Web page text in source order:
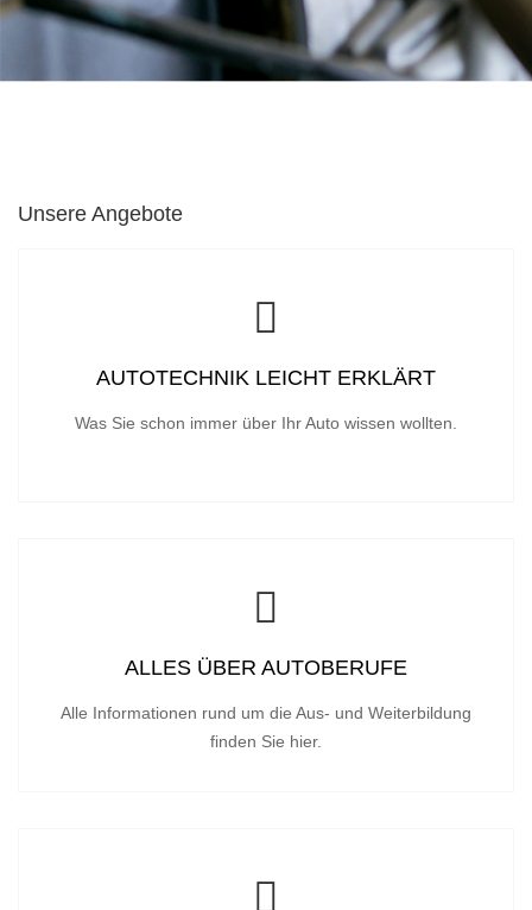
Unsere Angebote
AUTOTECHNIK LEICHT ERKLÄRT
Was Sie schon immer über Ihr Auto wissen wollten.
ALLES ÜBER AUTOBERUFE
Alle Informationen rund um die Aus- und Weiterbildung
finden Sie hier.